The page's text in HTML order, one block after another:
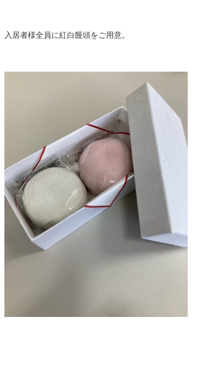
入居者様全員に紅白饅頭をご用意。